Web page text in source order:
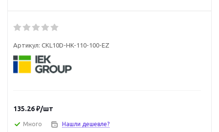
Артикул: CKL10D-HK-110-100-EZ
135.26₽/шт
Много Нашли дешевле?